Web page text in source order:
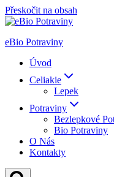
Přeskočit na obsah
eBio Potraviny
Úvod
Celiakie
Lepek
Potraviny
Bezlepkové
Bio Potraviny
O Nás
Kontakty